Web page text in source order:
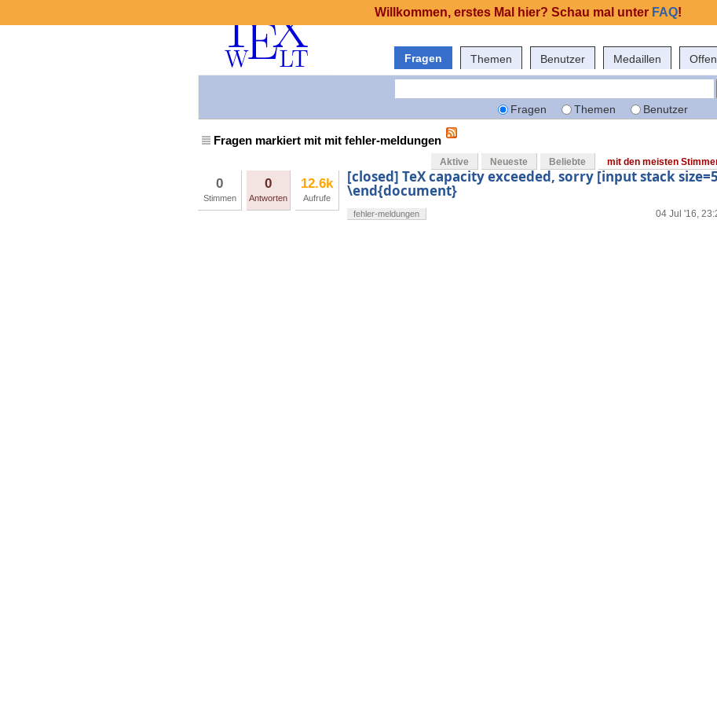
Fragen Themen Benutzer Medaillen Offen
Fragen Themen Benutzer
Fragen markiert mit mit fehler-meldungen
Aktive Neueste Beliebte mit den meisten
0
Stimmen
0
Antworten
12.6k
Aufrufe
[closed] TeX capacity exceeded, sorry [input stack
\end{document}
04 Jul '16,
fehler-meldungen
Willkommen, erstes Mal hier? Schau mal unter FAQ!